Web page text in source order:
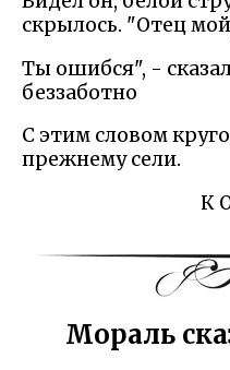
скрылось. "Отец
Ты ошибся", -
беззаботно
С этим словом
прежнему сели.
К
Мораль